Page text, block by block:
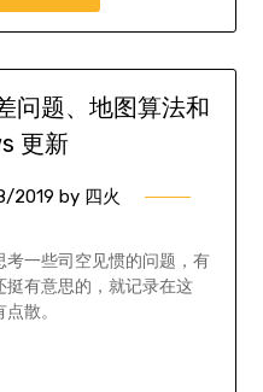
问题、地图算法和
更新
2019 by 四火
一些司空见惯的问题，有
有意思的，就记录在这
散。